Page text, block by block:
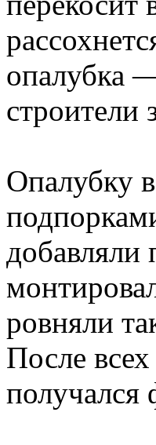
опалубка
строители
Опалубку
ровняли
После
получался